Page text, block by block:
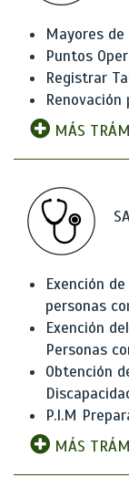
Mayores de
Puntos
Registrar
Renovación
MÁS
Exención
personas
Exención
Personas
Obtención
P.I.M
MÁS